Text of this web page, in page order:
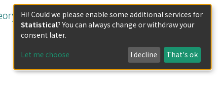
and
Hi! Could we please enable some additional services for
Statistical? You can always change or withdraw your
consent later.
Let me choose I decline That's ok